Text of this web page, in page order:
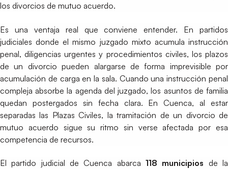
los divorcios de mutuo acuerdo.
Es una ventaja real que conviene entender. En partidos
judiciales donde el mismo juzgado mixto acumula instrucción
penal, diligencias urgentes y procedimientos civiles, los plazos
de un divorcio pueden alargarse de forma imprevisible por
acumulación de carga en la sala. Cuando una instrucción penal
compleja absorbe la agenda del juzgado, los asuntos de familia
quedan postergados sin fecha clara. En Cuenca, al estar
separadas las Plazas Civiles, la tramitación de un divorcio de
mutuo acuerdo sigue su ritmo sin verse afectada por esa
competencia de recursos.
El partido judicial de Cuenca abarca 118 municipios de la